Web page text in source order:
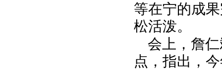
等在宁的成
松活泼。
会上，詹
点，指出，